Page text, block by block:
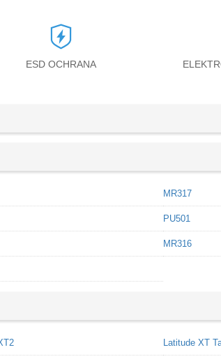
ESD OCHRANA
MR317
PU501
MR316
Latitude XT